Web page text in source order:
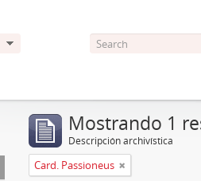
Mostrando 1
Descripción archivística
Card. Passioneus